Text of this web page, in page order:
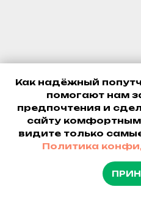
Как надёжный
помогают нам
предпочтения и
сайту
видите только
Политика
Что
уже